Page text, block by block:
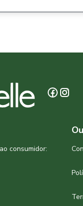
consumidor: